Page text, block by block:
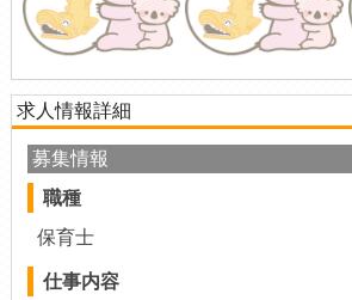
求人情報詳細
募集情報
職種
保育士
仕事内容